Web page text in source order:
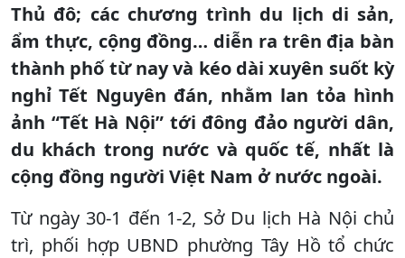
Thủ đô; các chương trình du lịch di sản,
ẩm thực, cộng đồng… diễn ra trên địa bàn
thành phố từ nay và kéo dài xuyên suốt kỳ
nghỉ Tết Nguyên đán, nhằm lan tỏa hình
ảnh “Tết Hà Nội” tới đông đảo người dân,
du khách trong nước và quốc tế, nhất là
cộng đồng người Việt Nam ở nước ngoài.
Từ ngày 30-1 đến 1-2, Sở Du lịch Hà Nội chủ
trì, phối hợp UBND phường Tây Hồ tổ chức